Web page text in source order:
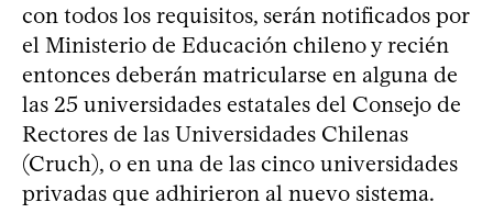
con todos los requisitos, serán notificados por
el Ministerio de Educación chileno y recién
entonces deberán matricularse en alguna de
las 25 universidades estatales del Consejo de
Rectores de las Universidades Chilenas
(Cruch), o en una de las cinco universidades
privadas que adhirieron al nuevo sistema.